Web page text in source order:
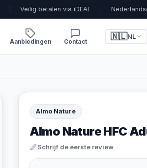
Veilig betalen via iDEAL
Aanbiedingen Contact
🇳🇱NL
Almo Nature
Almo Nature HFC
Schrijf de eerste review